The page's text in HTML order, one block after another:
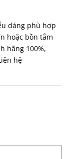
dáng phù hợp
hoặc bồn tắm
hãng 100%,
hệ